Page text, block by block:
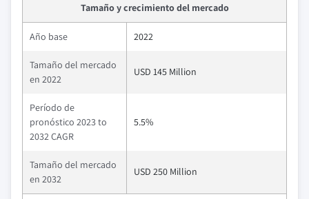
Tamaño y crecimiento del mercado
Año base 2022
Tamaño del mercado
en 2022
USD 145 Million
Período de
pronóstico 2023 to
2032 CAGR
5.5%
Tamaño del mercado
en 2032
USD 250 Million